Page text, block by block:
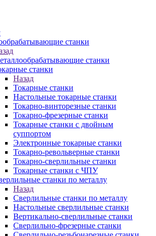
станки
станки
станки
Назад
Токарные станки
Настольные токарные станки
Токарно-винторезные станки
Токарно-фрезерные станки
Токарные станки с двойным
суппортом
Электронные токарные станки
Токарно-револьверные станки
Токарно-сверлильные станки
Токарные станки с ЧПУ
станки по металлу
Назад
Сверлильные станки по металлу
Настольные сверлильные станки
Вертикально-сверлильные станки
Сверлильно-фрезерные станки